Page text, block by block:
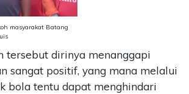
masyarakat Batang
tersebut dirinya menanggapi
sangat positif, yang mana melalui
bola tentu dapat menghindari